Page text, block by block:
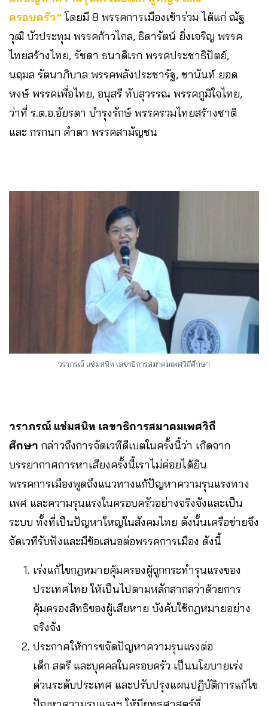
ครอบครัว” โดยมี 8 พรรคการเมืองเข้าร่วม ได้แก่ ณัฐ
วุฒิ บัวประทุม พรรคก้าวไกล, ธิดารัตน์ ยิ่งเจริญ พรรค
ไทยสร้างไทย, รัชดา ธนาดิเรก พรรคประชาธิปัตย์,
นฤมล รัตนาภิบาล พรรคพลังประชารัฐ, ชานันท์ ยอด
หงษ์ พรรคเพื่อไทย, อนุสรี ทับสุวรรณ พรรคภูมิใจไทย,
ว่าที่ ร.ต.อ.อัยรดา บำรุงรักษ์ พรรครวมไทยสร้างชาติ
และ กรกนก คำตา พรรคสามัญชน
วราภรณ์ แช่มสนิท เลขาธิการสมาคมเพศวิถีศึกษา
วราภรณ์ แช่มสนิท เลขาธิการสมาคมเพศวิถี
ศึกษา กล่าวถึงการจัดเวทีดีเบตในครั้งนี้ว่า เกิดจาก
บรรยากาศการหาเสียงครั้งนี้เราไม่ค่อยได้ยิน
พรรคการเมืองพูดถึงแนวทางแก้ปัญหาความรุนแรงทาง
เพศ และความรุนแรงในครอบครัวอย่างจริงจังและเป็น
ระบบ ทั้งที่เป็นปัญหาใหญ่ในสังคมไทย ดังนั้นเครือข่ายจึง
จัดเวทีรับฟังและมีข้อเสนอต่อพรรคการเมือง ดังนี้
เร่งแก้ไขกฎหมายคุ้มครองผู้ถูกกระทำรุนแรงของ
ประเทศไทย ให้เป็นไปตามหลักสากลว่าด้วยการ
คุ้มครองสิทธิของผู้เสียหาย บังคับใช้กฎหมายอย่าง
จริงจัง
ประกาศให้การขจัดปัญหาความรุนแรงต่อ
เด็ก สตรี และบุคคลในครอบครัว เป็นนโยบายเร่ง
ด่วนระดับประเทศ และปรับปรุงแผนปฏิบัติการแก้ไข